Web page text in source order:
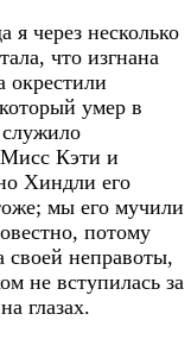
через несколько
что изгнана
окрестили
умер в
Кэти и
Хиндли его
мы его мучили
потому
своей неправоты,
не вступилась за
глазах.